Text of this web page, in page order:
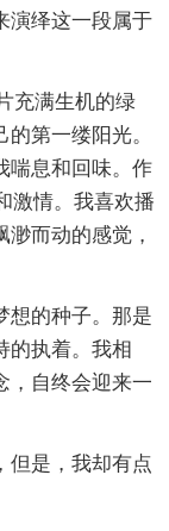
演绎这一段属于
充满生机的绿
第一缕阳光。
喘息和回味。作
激情。我喜欢播
而动的感觉，
想的种子。那是
的执着。我相
，自终会迎来一
但是，我却有点